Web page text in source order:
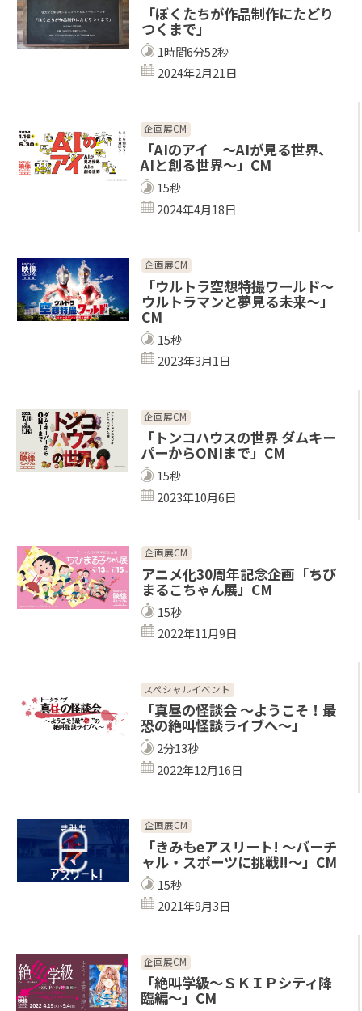
「ぼくたちが作品制作にたどり
つくまで」
1時間6分52秒
2024年2月21日
企画展CM
「AIのアイ ～AIが見る世界、
AIと創る世界～」CM
15秒
2024年4月18日
企画展CM
「ウルトラ空想特撮ワールド～
ウルトラマンと夢見る未来～」
CM
15秒
2023年3月1日
企画展CM
「トンコハウスの世界 ダムキー
パーからONIまで」CM
15秒
2023年10月6日
企画展CM
アニメ化30周年記念企画「ちび
まるこちゃん展」CM
15秒
2022年11月9日
スペシャルイベント
「真昼の怪談会 〜ようこそ！最
恐の絶叫怪談ライブへ～」
2分13秒
2022年12月16日
企画展CM
「きみもeアスリート! ～バーチ
ャル・スポーツに挑戦‼～」CM
15秒
2021年9月3日
企画展CM
「絶叫学級～ＳＫＩＰシティ降
臨編～」CM